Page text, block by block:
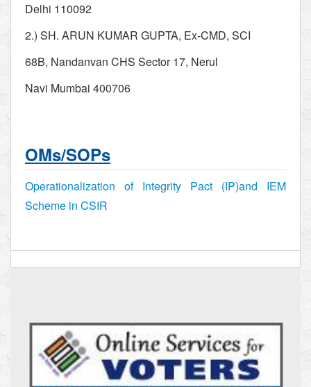
Delhi 110092
2.) SH. ARUN KUMAR GUPTA, Ex-CMD, SCI
68B, Nandanvan CHS Sector 17, Nerul
Navi Mumbai 400706
OMs/SOPs
Operationalization of Integrity Pact (IP)and IEM
Scheme in CSIR